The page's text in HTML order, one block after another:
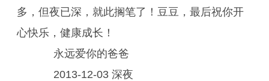
多，但夜已深，就此搁笔了！豆豆，最后祝你开
心快乐，健康成长！
永远爱你的爸爸
2013-12-03 深夜